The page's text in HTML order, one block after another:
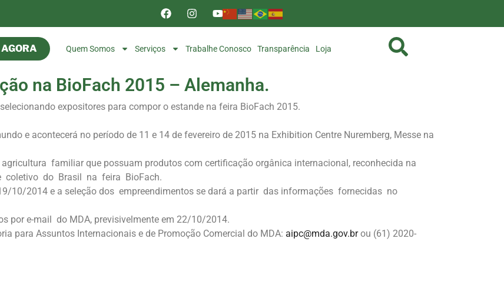
AGORA Quem Somos Serviços Trabalhe Conosco Transparência Loja
na BioFach 2015 – Alemanha.
expositores para compor o estande na feira BioFach 2015.
e acontecerá no período de 11 e 14 de fevereiro de 2015 na Exhibition Centre Nuremberg, Messe na
familiar que possuam produtos com certificação orgânica internacional, reconhecida na
coletivo do Brasil na feira BioFach.
10/2014 e a seleção dos empreendimentos se dará a partir das informações fornecidas no
por e-mail do MDA, previsivelmente em 22/10/2014.
Assuntos Internacionais e de Promoção Comercial do MDA: aipc@mda.gov.brou (61) 2020-